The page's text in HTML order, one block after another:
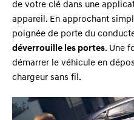
de votre clé dans une
appareil. En approchant
poignée de porte du
déverrouille les portes. Une
démarrer le véhicule en
chargeur sans fil.